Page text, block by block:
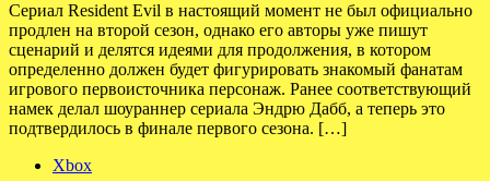
Сериал Resident Evil в настоящий момент не был официально
продлен на второй сезон, однако его авторы уже пишут
сценарий и делятся идеями для продолжения, в котором
определенно должен будет фигурировать знакомый фанатам
игрового первоисточника персонаж. Ранее соответствующий
намек делал шоураннер сериала Эндрю Дабб, а теперь это
подтвердилось в финале первого сезона. […]
Xbox